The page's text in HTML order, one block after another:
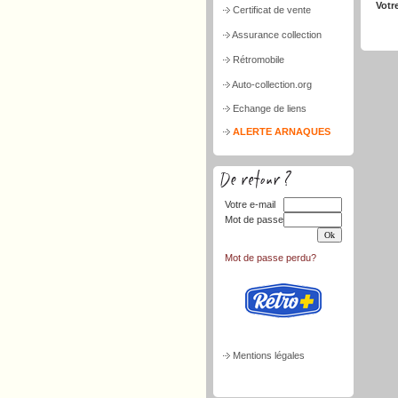
Certificat de vente
Assurance collection
Rétromobile
Auto-collection.org
Echange de liens
ALERTE ARNAQUES
Votre e-mail
Mot de passe
Mot de passe perdu?
Mentions légales